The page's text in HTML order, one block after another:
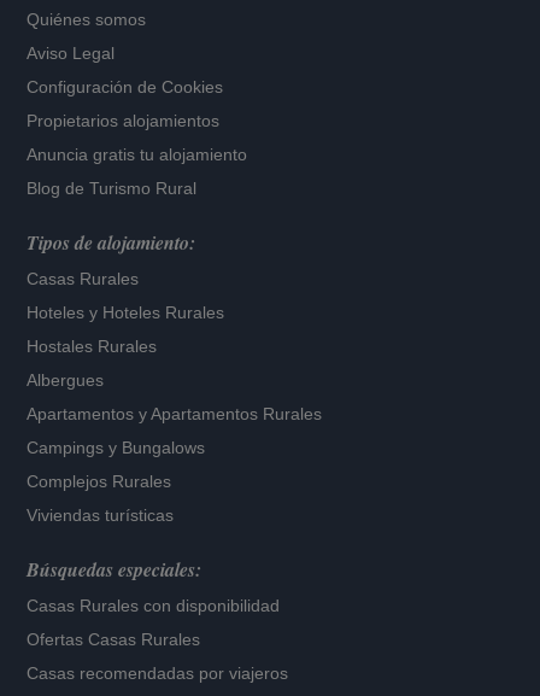
Quiénes somos
Aviso Legal
Configuración de Cookies
Propietarios alojamientos
Anuncia gratis tu alojamiento
Blog de Turismo Rural
Tipos de alojamiento:
Casas Rurales
Hoteles y Hoteles Rurales
Hostales Rurales
Albergues
Apartamentos yApartamentos Rurales
Campings y Bungalows
Complejos Rurales
Viviendas turísticas
Búsquedas especiales:
Casas Rurales con disponibilidad
Ofertas Casas Rurales
Casas recomendadas por viajeros